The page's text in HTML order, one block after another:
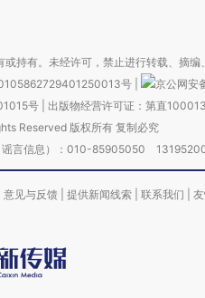
持有。未经许可，禁止进行转载、摘编
号
京公网安
号| 出版物经营许可证：第直
Reserved 版权所有 复制必究
谣言信息）：010-85905050
意见与反馈 提供新闻线索 联系我们